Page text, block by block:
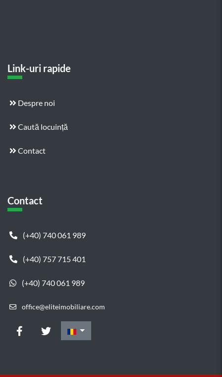
Link-uri rapide
Despre noi
Caută locuință
Contact
Contact
(+40) 740 061 989
(+40) 757 715 401
(+40) 740 061 989
office@eliteimobiliare.com